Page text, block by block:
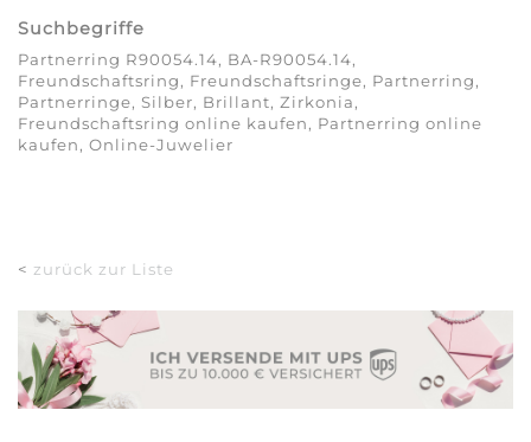
Suchbegriffe
Partnerring R90054.14, BA-R90054.14,
Freundschaftsring, Freundschaftsringe, Partnerring,
Partnerringe, Silber, Brillant, Zirkonia,
Freundschaftsring online kaufen, Partnerring online
kaufen, Online-Juwelier
< zurück zur Liste